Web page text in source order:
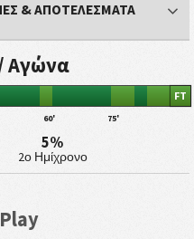
& ΑΠΟΤΕΛΕΣΜΑΤΑ
Αγώνα
60' 75'
FT
5%
2ο Ημίχρονο